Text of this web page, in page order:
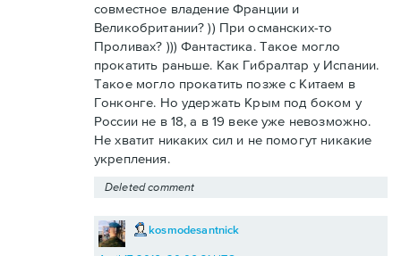
совместное владение Франции и
Великобритании? )) При османских-то
Проливах? ))) Фантастика. Такое могло
прокатить раньше. Как Гибралтар у Испании.
Такое могло прокатить позже с Китаем в
Гонконге. Но удержать Крым под боком у
России не в 18, а в 19 веке уже невозможно.
Не хватит никаких сил и не помогут никакие
укрепления.
Deleted comment
kosmodesantnick